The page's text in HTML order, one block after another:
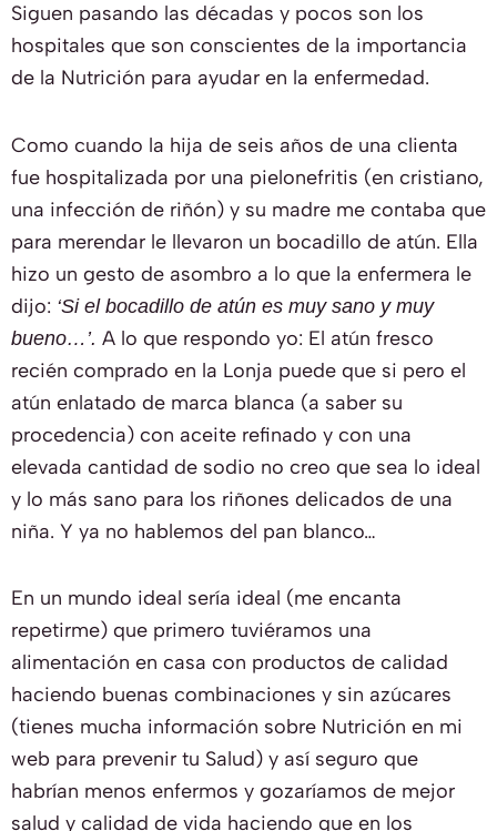
Siguen pasando las décadas y pocos son los
hospitales que son conscientes de la importancia
de la Nutrición para ayudar en la enfermedad.
Como cuando la hija de seis años de una clienta
fue hospitalizada por una pielonefritis (en cristiano,
una infección de riñón) y su madre me contaba que
para merendar le llevaron un bocadillo de atún. Ella
hizo un gesto de asombro a lo que la enfermera le
dijo: ‘Si el bocadillo de atún es muy sano y muy
bueno…’. A lo que respondo yo: El atún fresco
recién comprado en la Lonja puede que si pero el
atún enlatado de marca blanca (a saber su
procedencia) con aceite refinado y con una
elevada cantidad de sodio no creo que sea lo ideal
y lo más sano para los riñones delicados de una
niña. Y ya no hablemos del pan blanco…
En un mundo ideal sería ideal (me encanta
repetirme) que primero tuviéramos una
alimentación en casa con productos de calidad
haciendo buenas combinaciones y sin azúcares
(tienes mucha información sobre Nutrición en mi
web para prevenir tu Salud) y así seguro que
habrían menos enfermos y gozaríamos de mejor
salud y calidad de vida haciendo que en los